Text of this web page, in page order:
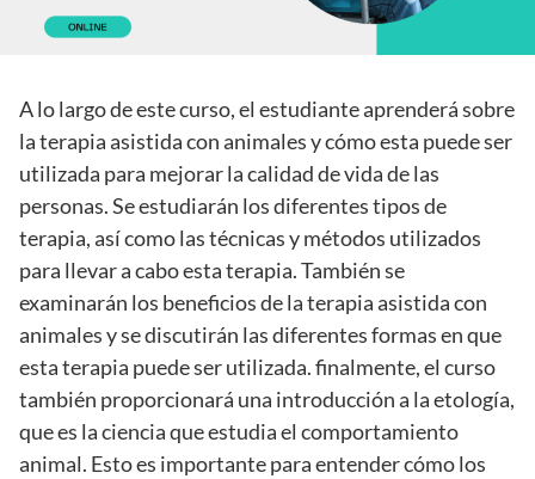
A lo largo de este curso, el estudiante aprenderá sobre
la terapia asistida con animales y cómo esta puede ser
utilizada para mejorar la calidad de vida de las
personas. Se estudiarán los diferentes tipos de
terapia, así como las técnicas y métodos utilizados
para llevar a cabo esta terapia. También se
examinarán los beneficios de la terapia asistida con
animales y se discutirán las diferentes formas en que
esta terapia puede ser utilizada. finalmente, el curso
también proporcionará una introducción a la etología,
que es la ciencia que estudia el comportamiento
animal. Esto es importante para entender cómo los